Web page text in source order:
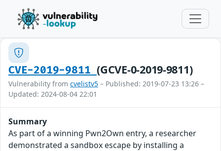
CVE-2019-9811(GCVE-0-2019-9811)
Vulnerability from cvelistv5 – Published: 2019-07-23 13:26 –
Updated: 2024-08-04 22:01
Summary
As part of a winning Pwn2Own entry, a researcher
demonstrated a sandbox escape by installing a